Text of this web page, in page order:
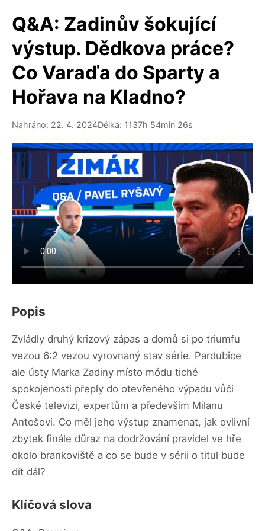
Q&A: Zadinův šokující
výstup. Dědkova práce?
Co Varaďa do Sparty a
Hořava na Kladno?
Nahráno: 22. 4. 2024Délka: 1137h 54min 26s
Popis
Zvládly druhý krizový zápas a domů si po triumfu
vezou 6:2 vezou vyrovnaný stav série. Pardubice
ale ústy Marka Zadiny místo módu tiché
spokojenosti přeply do otevřeného výpadu vůči
České televizi, expertům a především Milanu
Antošovi. Co měl jeho výstup znamenat, jak ovlivní
zbytek finále důraz na dodržování pravidel ve hře
okolo brankoviště a co se bude v sérii o titul bude
dít dál?
Klíčová slova